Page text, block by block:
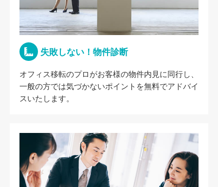
失敗しない！物件診断
オフィス移転のプロがお客様の物件内見に同行し、
一般の方では気づかないポイントを無料でアドバイ
スいたします。